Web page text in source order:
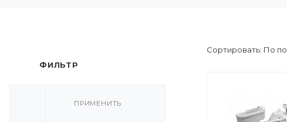
ФИЛЬТР
ПРИМЕНИТЬ
Сортировать: По